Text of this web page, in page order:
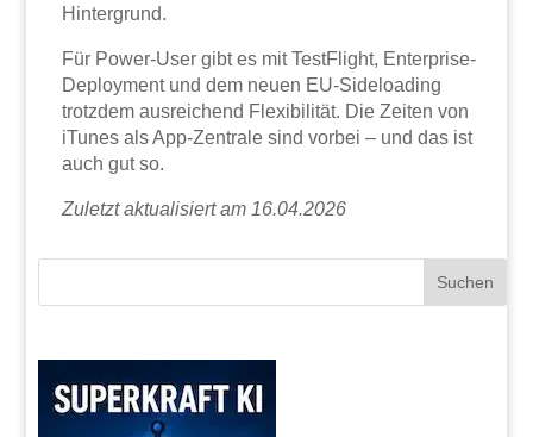
Hintergrund.
Für Power-User gibt es mit TestFlight, Enterprise-
Deployment und dem neuen EU-Sideloading
trotzdem ausreichend Flexibilität. Die Zeiten von
iTunes als App-Zentrale sind vorbei – und das ist
auch gut so.
Zuletzt aktualisiert am 16.04.2026